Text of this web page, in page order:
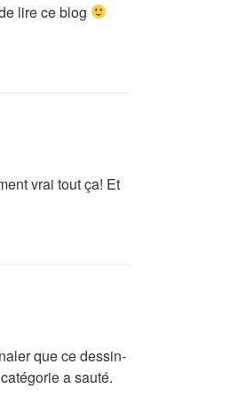
lire ce blog
vrai tout ça! Et
que ce dessin-
a sauté.